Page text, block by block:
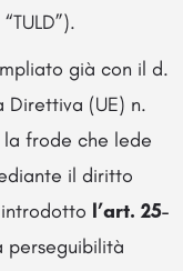
già con il d.
(UE) n.
la frode che lede
il diritto
introdotto l’art. 25-